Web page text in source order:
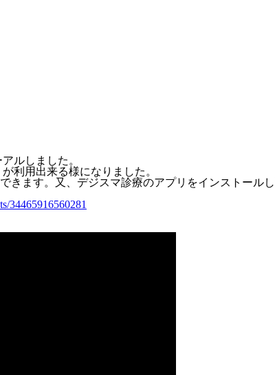
ルしました。
利用出来る様になりました。
きます。又、デジスマ診療のアプリをインストール
34465916560281